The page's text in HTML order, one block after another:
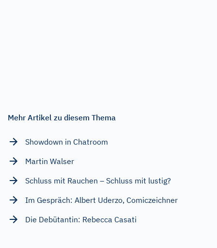
Mehr Artikel zu diesem Thema
Showdown in Chatroom
Martin Walser
Schluss mit Rauchen – Schluss mit lustig?
Im Gespräch: Albert Uderzo, Comiczeichner
Die Debütantin: Rebecca Casati